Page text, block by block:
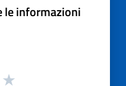
le informazioni